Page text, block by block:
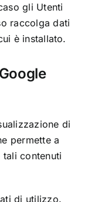
gli Utenti
raccolga dati
è installato.
di
permette a
contenuti
di utilizzo.